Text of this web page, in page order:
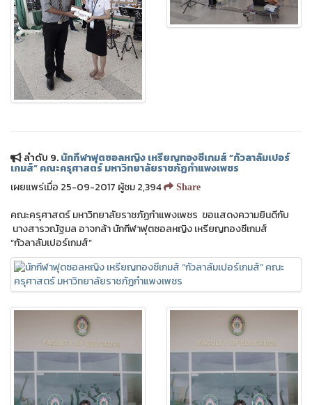
ลำดับ 9.นักกีฬาฟุตซอลหญิง เหรียญทองซีเกมส์ “กัวลาลัมเปอร์
เกมส์” คณะครุศาสตร์ มหาวิทยาลัยราชภัฏกำแพงเพชร
เผยแพร่เมื่อ 25-09-2017 ผู้ชม 2,394
Share
คณะครุศาสตร์ มหาวิทยาลัยราชภัฏกำแพงเพชร ขอเเสดงความยินดีกับ
นางสารวณัฐมล อาจกล้า นักกีฬาฟุตซอลหญิง เหรียญทองซีเกมส์
“กัวลาลัมเปอร์เกมส์”